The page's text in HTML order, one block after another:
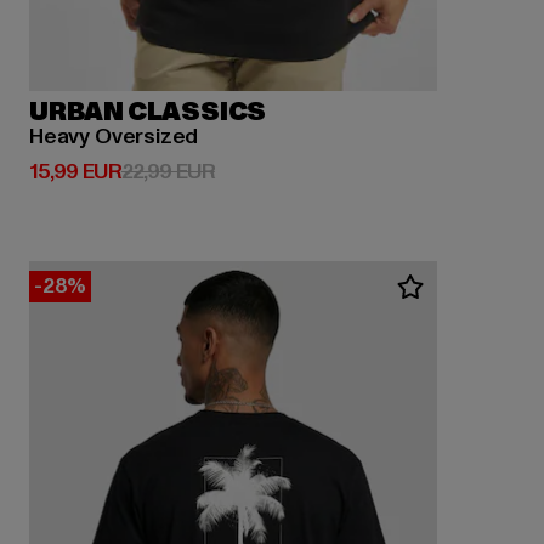
URBAN CLASSICS
Heavy Oversized
15,99 EUR
Derzeitiger Preis: 15,99 EUR
22,99 EURAktionspreis: 22,99 EUR
-28%